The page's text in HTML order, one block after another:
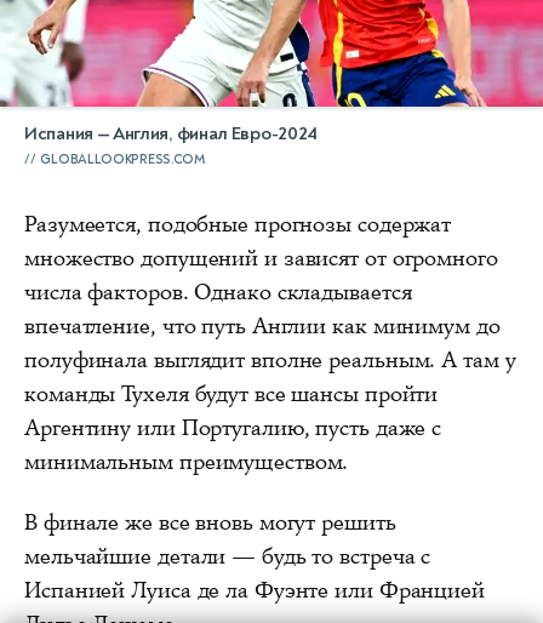
Испания — Англия, финал Евро-2024
GLOBALLOOKPRESS.COM
Разумеется, подобные прогнозы содержат
множество допущений и зависят от огромного
числа факторов. Однако складывается
впечатление, что путь Англии как минимум до
полуфинала выглядит вполне реальным. А там у
команды Тухеля будут все шансы пройти
Аргентину или Португалию, пусть даже с
минимальным преимуществом.
В финале же все вновь могут решить
мельчайшие детали — будь то встреча с
Испанией Луиса де ла Фуэнте или Францией